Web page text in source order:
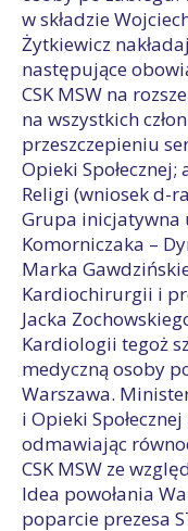
w składzie
Żytkiewicz
następujące
CSK MSW na
na wszystkich
przeszczepieniu
Opieki
Religi (wniosek d-
Grupa inicjatywna
Komorniczaka –
Marka
Kardiochirurgii i
Jacka
Kardiologii tegoż
medyczną osoby
Warszawa.
i Opieki
odmawiając
CSK MSW ze
Idea powołania
poparcie prezesa